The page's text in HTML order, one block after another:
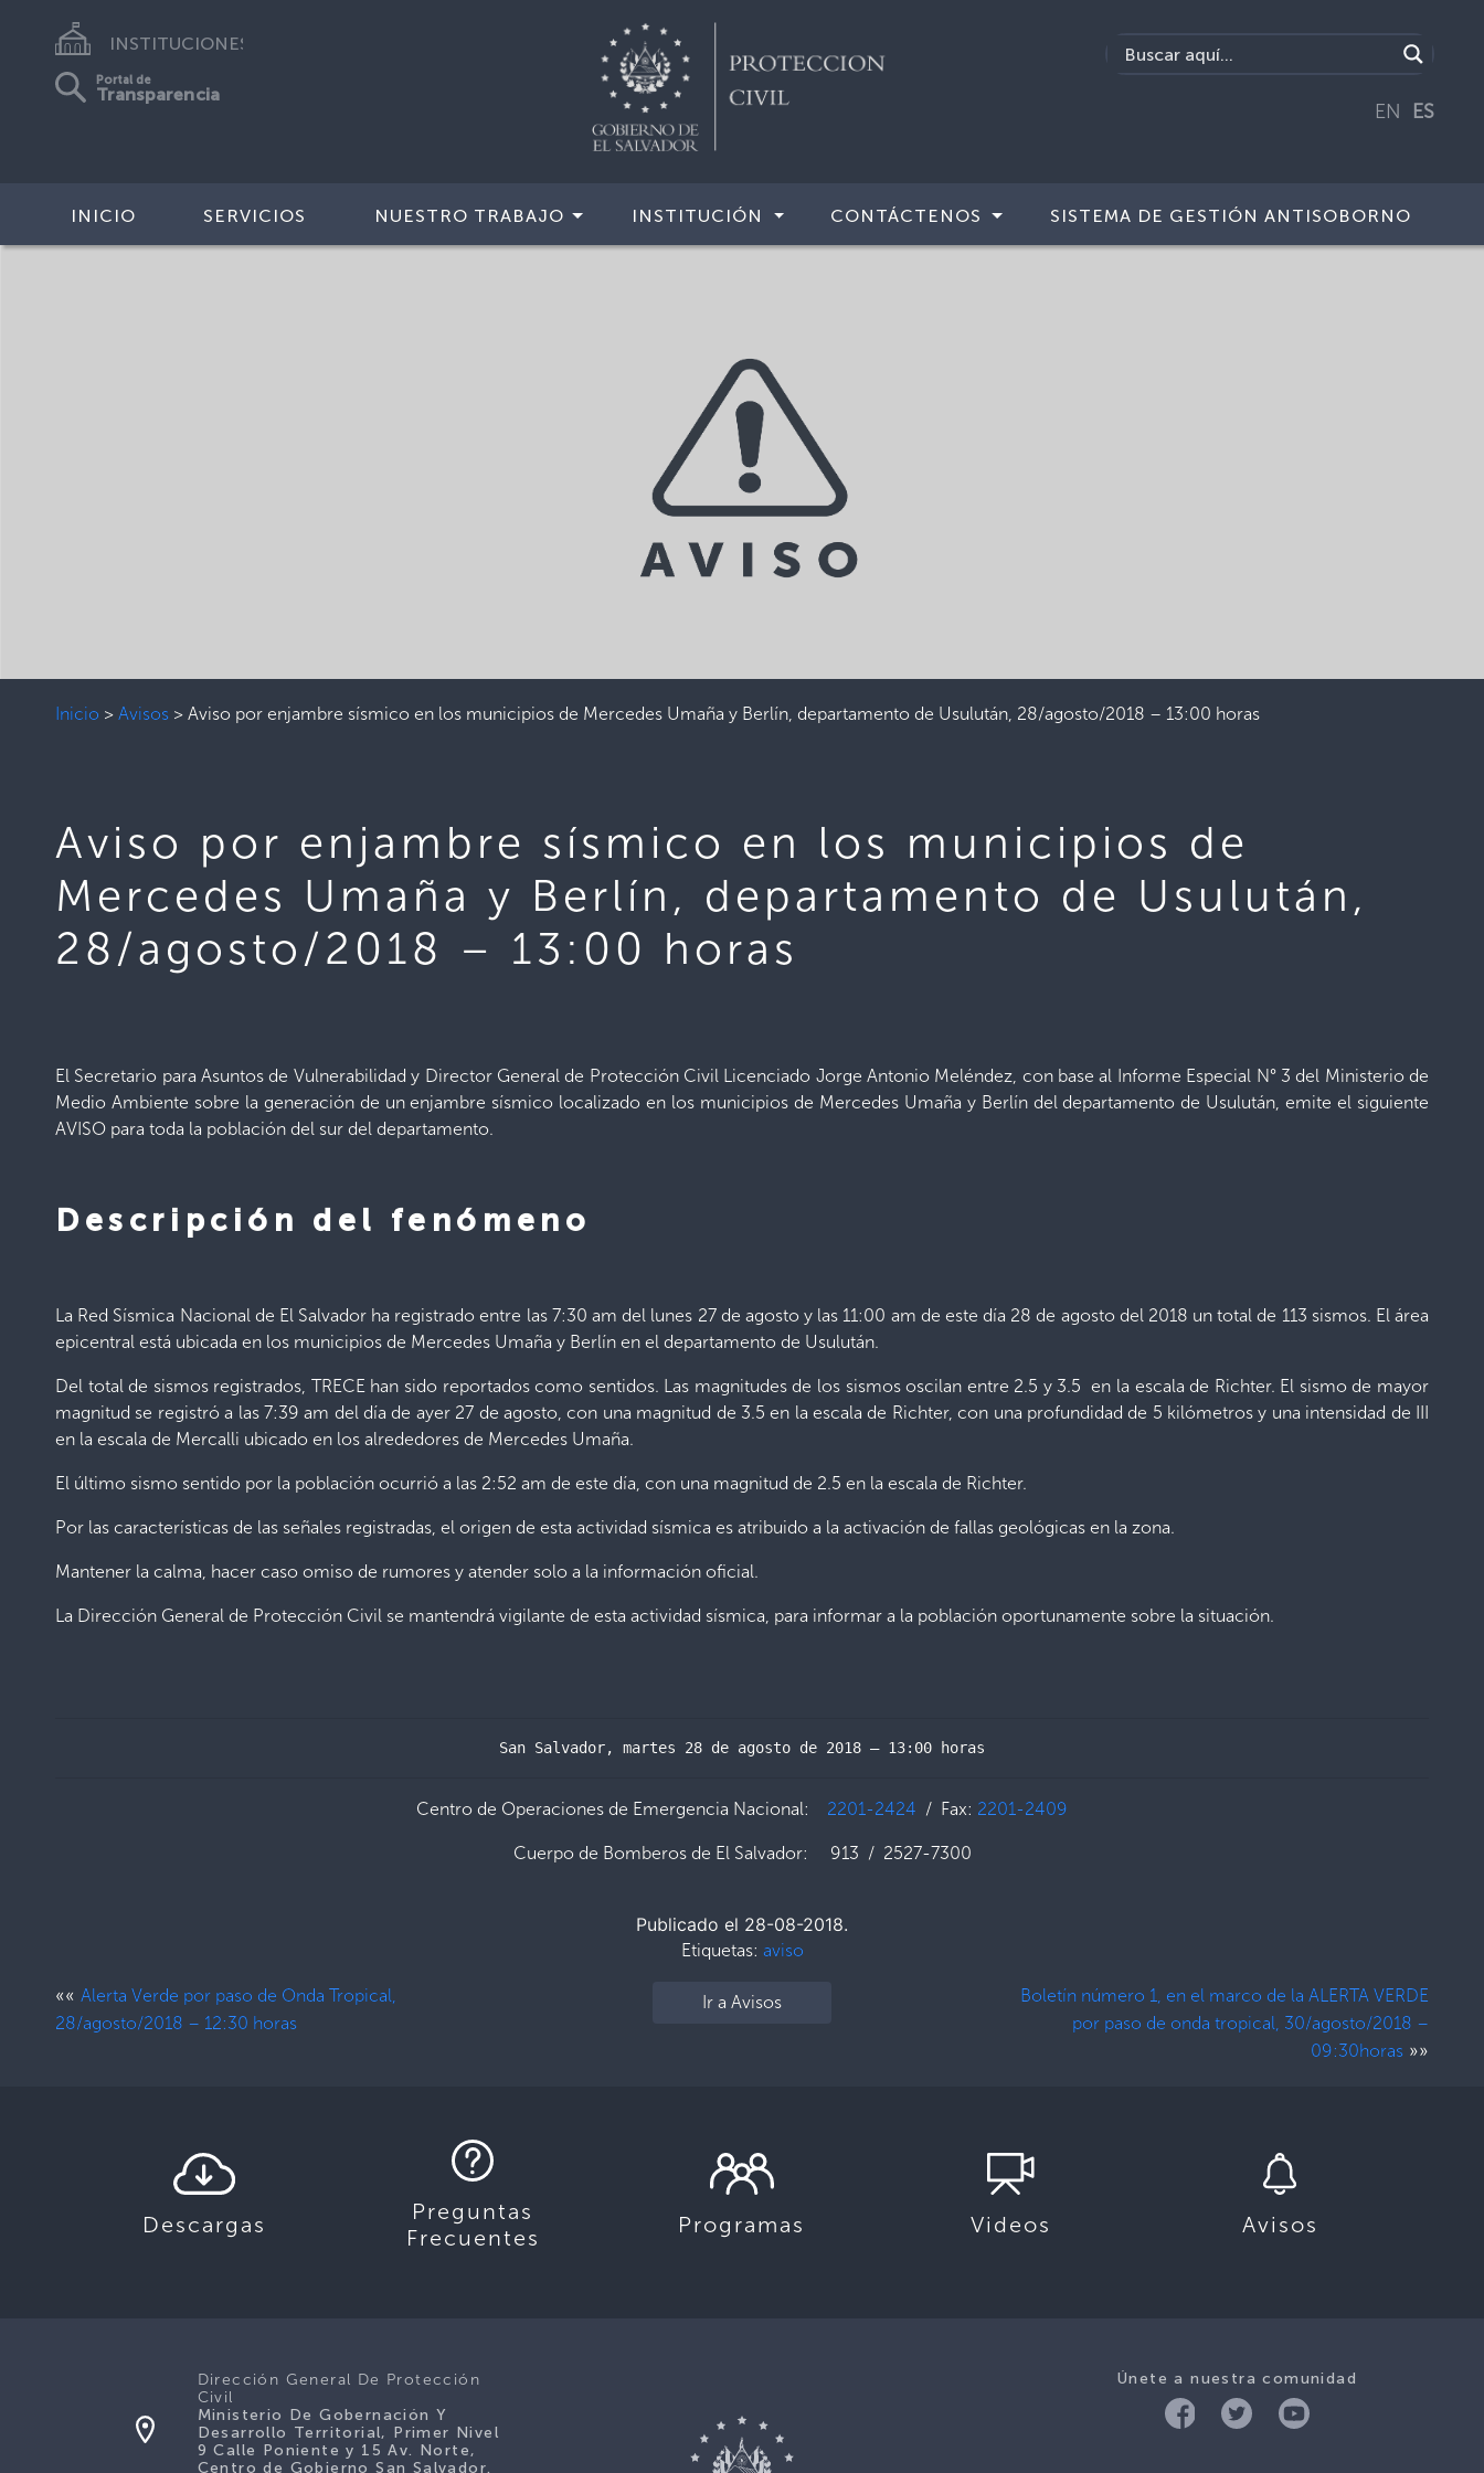
INSTITUCIONES
Portal de
Transparencia
EN ES
INICIO SERVICIOS NUESTRO TRABAJO INSTITUCIÓN CONTÁCTENOS SISTEMA DE GESTIÓN ANTISOBORNO
Inicio > Avisos > Aviso por enjambre sísmico en los municipios de Mercedes Umaña y Berlín, departamento de Usulután, 28/agosto/2018 – 13:00 horas
Aviso por enjambre sísmico en los municipios de
Mercedes Umaña y Berlín, departamento de Usulután,
28/agosto/2018 – 13:00 horas
El Secretario para Asuntos de Vulnerabilidad y Director General de Protección Civil Licenciado Jorge Antonio Meléndez, con base al Informe Especial N° 3 del Ministerio de
Medio Ambiente sobre la generación de un enjambre sísmico localizado en los municipios de Mercedes Umaña y Berlín del departamento de Usulután, emite el siguiente
AVISO para toda la población del sur del departamento.
Descripción del fenómeno
La Red Sísmica Nacional de El Salvador ha registrado entre las 7:30 am del lunes 27 de agosto y las 11:00 am de este día 28 de agosto del 2018 un total de 113 sismos. El área
epicentral está ubicada en los municipios de Mercedes Umaña y Berlín en el departamento de Usulután.
Del total de sismos registrados, TRECE han sido reportados como sentidos. Las magnitudes de los sismos oscilan entre 2.5 y 3.5 en la escala de Richter. El sismo de mayor
magnitud se registró a las 7:39 am del día de ayer 27 de agosto, con una magnitud de 3.5 en la escala de Richter, con una profundidad de 5 kilómetros y una intensidad de III
en la escala de Mercalli ubicado en los alrededores de Mercedes Umaña.
El último sismo sentido por la población ocurrió a las 2:52 am de este día, con una magnitud de 2.5 en la escala de Richter.
Por las características de las señales registradas, el origen de esta actividad sísmica es atribuido a la activación de fallas geológicas en la zona.
Mantener la calma, hacer caso omiso de rumores y atender solo a la información oficial.
La Dirección General de Protección Civil se mantendrá vigilante de esta actividad sísmica, para informar a la población oportunamente sobre la situación.
San Salvador, martes 28 de agosto de 2018 – 13:00 horas
Centro de Operaciones de Emergencia Nacional: 2201-2424 / Fax: 2201-2409
Cuerpo de Bomberos de El Salvador: 913 / 2527-7300
Publicado el 28-08-2018.
Etiquetas: aviso
«« Alerta Verde por paso de Onda Tropical,
28/agosto/2018 – 12:30 horas
Ir a Avisos
Boletín número 1, en el marco de la ALERTA VERDE
por paso de onda tropical, 30/agosto/2018 –
09:30horas »»
Descargas
Preguntas
Frecuentes
Programas Videos Avisos
Únete a nuestra comunidad
Dirección General De Protección
Civil
Ministerio De Gobernación Y
Desarrollo Territorial, Primer Nivel
9 Calle Poniente y 15 Av. Norte,
Centro de Gobierno San Salvador.